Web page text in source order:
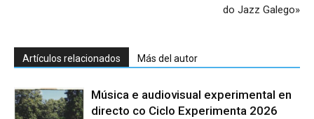
do Jazz Galego»
Artículos relacionados Más del autor
Música e audiovisual experimental en
directo co Ciclo Experimenta 2026